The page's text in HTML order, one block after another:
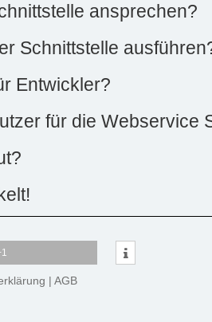
ansprechen?
Schnittstelle
Entwickler?
für die Webservice
|AGB